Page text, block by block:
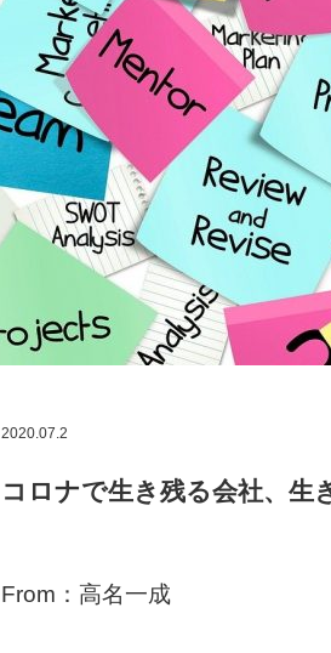
2020.07.2
コロナで生き残る会社、生
From：高名一成